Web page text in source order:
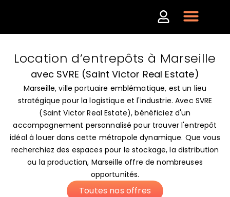
Location d’entrepôts à Marseille
avec SVRE (Saint Victor Real Estate)
Marseille, ville portuaire emblématique, est un lieu
stratégique pour la logistique et l'industrie. Avec SVRE
(Saint Victor Real Estate), bénéficiez d'un
accompagnement personnalisé pour trouver l'entrepôt
idéal à louer dans cette métropole dynamique. Que vous
recherchiez des espaces pour le stockage, la distribution
ou la production, Marseille offre de nombreuses
opportunités.
Toutes nos offres